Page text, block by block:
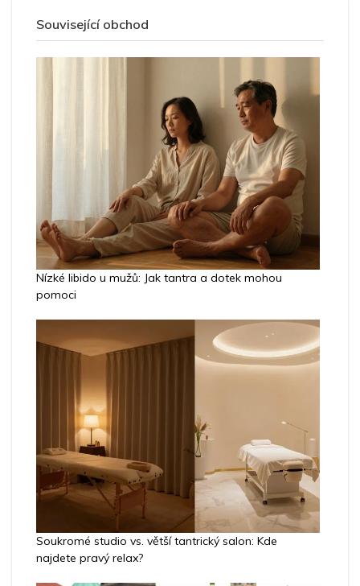
Související obchod
Nízké libido u mužů: Jak tantra a dotek mohou
pomoci
Soukromé studio vs. větší tantrický salon: Kde
najdete pravý relax?